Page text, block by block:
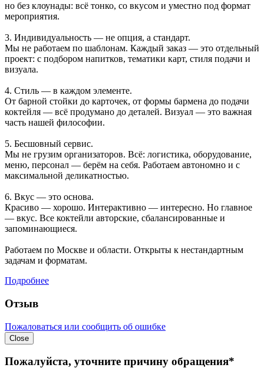
но без клоунады: всё тонко, со вкусом и уместно под формат
мероприятия.
3. Индивидуальность — не опция, а стандарт.
Мы не работаем по шаблонам. Каждый заказ — это отдельный
проект: с подбором напитков, тематики карт, стиля подачи и
визуала.
4. Стиль — в каждом элементе.
От барной стойки до карточек, от формы бармена до подачи
коктейля — всё продумано до деталей. Визуал — это важная
часть нашей философии.
5. Бесшовный сервис.
Мы не грузим организаторов. Всё: логистика, оборудование,
меню, персонал — берём на себя. Работаем автономно и с
максимальной деликатностью.
6. Вкус — это основа.
Красиво — хорошо. Интерактивно — интересно. Но главное
— вкус. Все коктейли авторские, сбалансированные и
запоминающиеся.
Работаем по Москве и области. Открыты к нестандартным
задачам и форматам.
Подробнее
Отзыв
Пожаловаться или сообщить об ошибке
Close
Пожалуйста, уточните причину обращения*